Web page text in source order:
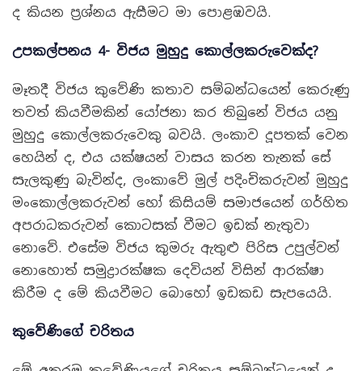
ද කියන ප්‍රශ්නය ඇසීමට මා පොළඹවයි.
උපකල්පනය 4- විජය මුහුදු කොල්ලකරුවෙක්ද?
මෑතදී විජය කුවේණි කතාව සම්බන්ධයෙන් කෙරුණු
තවත් කියවීමකින් යෝජනා කර තිබුනේ විජය යනු
මුහුදු කොල්ලකරුවෙකු බවයි. ලංකාව දූපතක් වෙන
හෙයින් ද, එය යක්ෂයන් වාසය කරන තැනක් සේ
සැලකුණු බැවින්ද, ලංකාවේ මුල් පදිංචිකරුවන් මුහුදු
මංකොල්ලකරුවන් හෝ කිසියම් සමාජයෙන් ගර්හිත
අපරාධකරුවන් කොටසක් වීමට ඉඩක් නැතුවා
නොවේ. එසේම විජය කුමරු ඇතුළු පිරිස උපුල්වන්
නොහොත් සමුද්‍රාරක්ෂක දෙවියන් විසින් ආරක්ෂා
කිරීම ද මේ කියවීමට බොහෝ ඉඩකඩ සැපයෙයි.
කුවේණිගේ චරිතය